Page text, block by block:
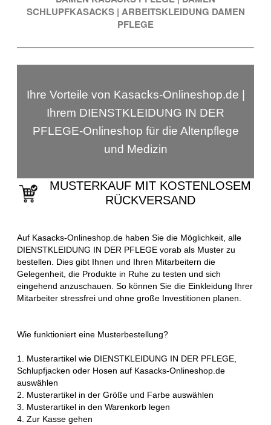
SCHLUPFKASACKS | ARBEITSKLEIDUNG DAMEN
PFLEGE
Ihre Vorteile von Kasacks-Onlineshop.de |
Ihrem DIENSTKLEIDUNG IN DER
PFLEGE-Onlineshop für die Altenpflege
und Medizin
MUSTERKAUF MIT KOSTENLOSEM
RÜCKVERSAND
Auf Kasacks-Onlineshop.de haben Sie die Möglichkeit, alle
DIENSTKLEIDUNG IN DER PFLEGE vorab als Muster zu
bestellen. Dies gibt Ihnen und Ihren Mitarbeitern die
Gelegenheit, die Produkte in Ruhe zu testen und sich
eingehend anzuschauen. So können Sie die Einkleidung Ihrer
Mitarbeiter stressfrei und ohne große Investitionen planen.
Wie funktioniert eine Musterbestellung?
1. Musterartikel wie DIENSTKLEIDUNG IN DER PFLEGE,
Schlupfjacken oder Hosen auf Kasacks-Onlineshop.de
auswählen
2. Musterartikel in der Größe und Farbe auswählen
3. Musterartikel in den Warenkorb legen
4. Zur Kasse gehen